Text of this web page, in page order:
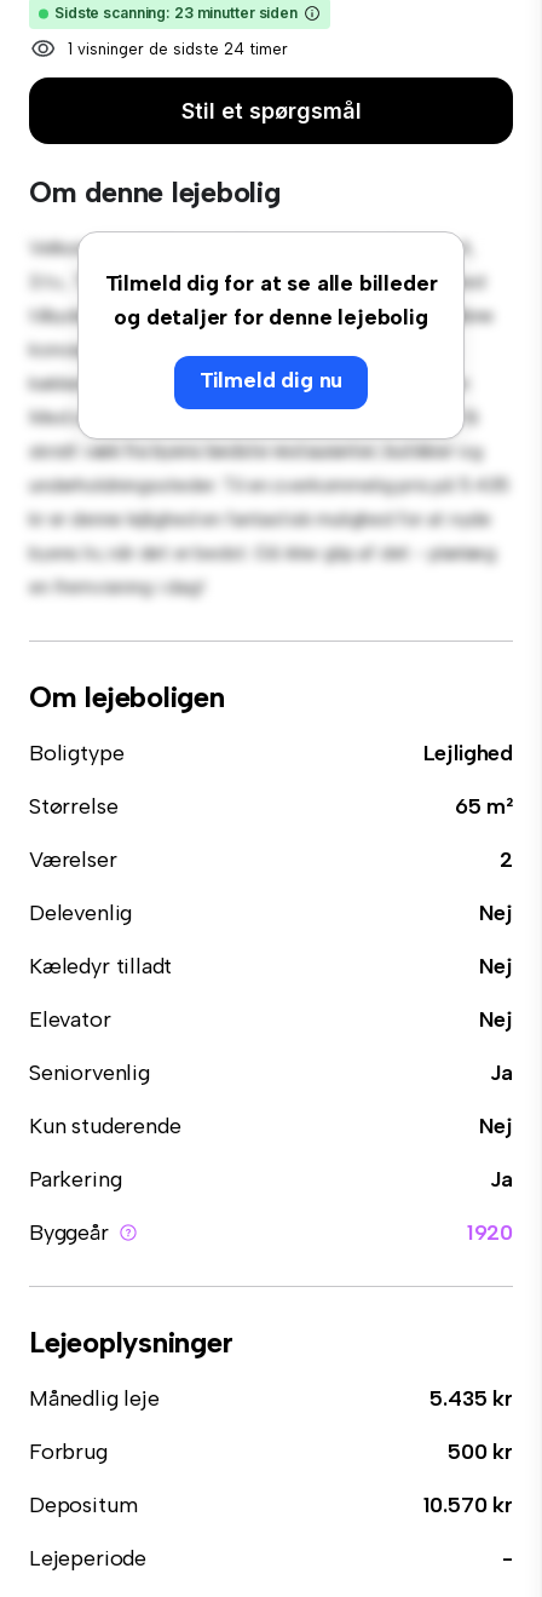
Sidste scanning: 23 minutter siden
1 visninger de sidste 24 timer
Stil et spørgsmål
Om denne lejebolig
Tilmeld dig for at se alle billeder
og detaljer for denne lejebolig
Tilmeld dig nu
Velkommen til dit nye byferiested på Haraldsgade 4,
3.tv., 7100, Vejle! Denne moderne 2-værelses lejlighed
tilbyder et stilfuldt og hyggeligt opholdsrum. Det åbne
koncept er perfekt til at underholde, og det slanke
køkken er udstyret med de bedste hårde hvidevarer.
Med sin førsteklasses beliggenhed vil du være kun få
skridt væk fra byens bedste restauranter, butikker og
underholdningssteder. Til en overkommelig pris på 5.435
kr er denne lejlighed en fantastisk mulighed for at nyde
byens liv, når det er bedst. Gå ikke glip af det - planlæg
en fremvisning i dag!
Om lejeboligen
Boligtype
Lejlighed
Størrelse
65 m²
Værelser
2
Delevenlig
Nej
Kæledyr tilladt
Nej
Elevator
Nej
Seniorvenlig
Ja
Kun studerende
Nej
Parkering
Ja
Byggeår
1920
Lejeoplysninger
Månedlig leje
5.435 kr
Forbrug
500 kr
Depositum
10.570 kr
Lejeperiode
-